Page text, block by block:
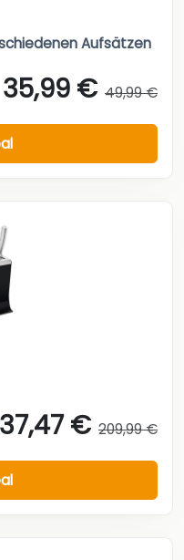
Aufsätzen
35,99 € 49,99 €
€ 209,99 €